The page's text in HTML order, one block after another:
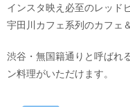
インスタ映え必至のレッド
宇田川カフェ系列のカフェ
渋谷・無国籍通りと呼ばれ
ン料理がいただけます。